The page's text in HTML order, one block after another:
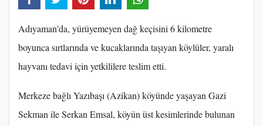
Adıyaman'da, yürüyemeyen dağ keçisini 6 kilometre
boyunca sırtlarında ve kucaklarında taşıyan köylüler, yaralı
hayvanı tedavi için yetkililere teslim etti.
Merkeze bağlı Yazıbaşı (Azikan) köyünde yaşayan Gazi
Sekman ile Serkan Emsal, köyün üst kesimlerinde bulunan